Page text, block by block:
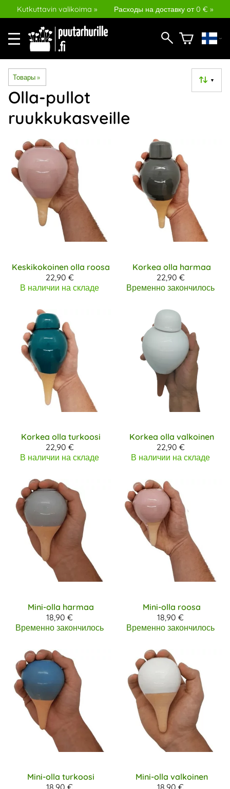
Kutkuttavin valikoima » Расходы на доставку от 0 € »
Товары‪» ▼
Olla-pullot
ruukkukasveille
Keskikokoinen olla roosa
22,90 €
В наличии на складе
Korkea olla harmaa
22,90 €
Временно закончилось
Korkea olla turkoosi
22,90 €
В наличии на складе
Korkea olla valkoinen
22,90 €
В наличии на складе
Mini-olla harmaa
18,90 €
Временно закончилось
Mini-olla roosa
18,90 €
Временно закончилось
Mini-olla turkoosi
18,90 €
Mini-olla valkoinen
18,90 €